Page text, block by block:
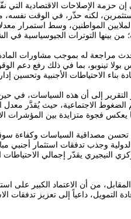
حزمة الإصلاحات الاقتصادية التي
لكنه حذّر، في الوقت
المواطنين، وسط استمرار
بينها التوترات الجيوسياسية في
مراجعة له بموجب مشاورات المادة
الرئيس بولا تينوبو، بما في ذلك رفع دعم
الاحتياطات الأجنبية وتحسين
إلى أن هذه السياسات، في حين
يعكس فجوة متزايدة بين المؤشرات
مصداقية السياسات وكفاءة
وجذب تدفقات استثمار أجنبي
من أن الاعتماد الكبير على
التمويل، داعياً إلى تعزيز تدفقات